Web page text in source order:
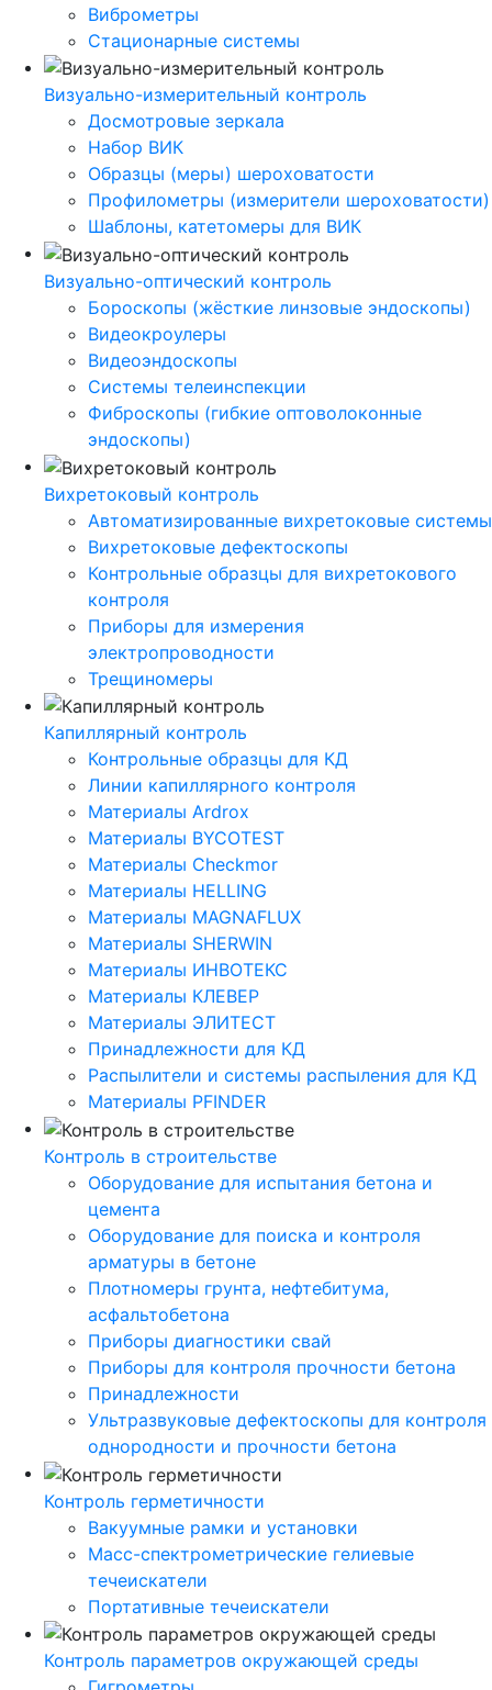
Виброметры
Стационарные системы
Визуально-измерительный контроль
Досмотровые зеркала
Набор ВИК
Образцы (меры) шероховатости
Профилометры (измерители шероховатости)
Шаблоны, катетомеры для ВИК
Визуально-оптический контроль
Бороскопы (жёсткие линзовые эндоскопы)
Видеокроулеры
Видеоэндоскопы
Системы телеинспекции
Фиброскопы (гибкие оптоволоконные
эндоскопы)
Вихретоковый контроль
Автоматизированные вихретоковые системы
Вихретоковые дефектоскопы
Контрольные образцы для вихретокового
контроля
Приборы для измерения
электропроводности
Трещиномеры
Капиллярный контроль
Контрольные образцы для КД
Линии капиллярного контроля
Материалы Ardrox
Материалы BYCOTEST
Материалы Checkmor
Материалы HELLING
Материалы MAGNAFLUX
Материалы SHERWIN
Материалы ИНВОТЕКС
Материалы КЛЕВЕР
Материалы ЭЛИТЕСТ
Принадлежности для КД
Распылители и системы распыления для КД
Материалы PFINDER
Контроль в строительстве
Оборудование для испытания бетона и
цемента
Оборудование для поиска и контроля
арматуры в бетоне
Плотномеры грунта, нефтебитума,
асфальтобетона
Приборы диагностики свай
Приборы для контроля прочности бетона
Принадлежности
Ультразвуковые дефектоскопы для контроля
однородности и прочности бетона
Контроль герметичности
Вакуумные рамки и установки
Масс-спектрометрические гелиевые
течеискатели
Портативные течеискатели
Контроль параметров окружающей среды